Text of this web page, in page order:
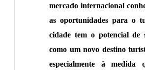
mercado internacional
as oportunidades para o
cidade tem o potencial de
como um novo destino
especialmente à medida